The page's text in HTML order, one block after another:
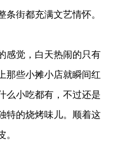
街都充满文艺情怀。
觉，白天热闹的只有
那些小摊小店就瞬间红
么小吃都有，不过还是
特的烧烤味儿。顺着这
。